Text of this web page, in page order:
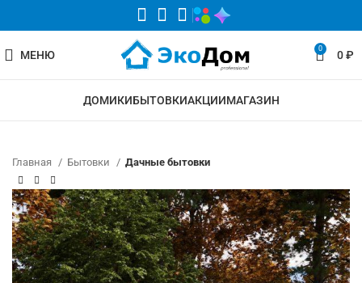
МЕНЮ 0 0₽
ДОМИКИБЫТОВКИАКЦИИМАГАЗИН
Главная Бытовки Дачные бытовки